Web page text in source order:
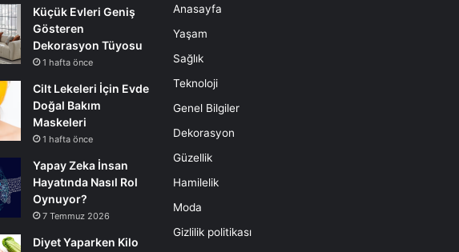
Küçük Evleri Geniş
Gösteren
Dekorasyon Tüyosu
1 hafta önce
Cilt Lekeleri İçin Evde
Doğal Bakım
Maskeleri
1 hafta önce
Yapay Zeka İnsan
Hayatında Nasıl Rol
Oynuyor?
7 Temmuz 2026
Diyet Yaparken Kilo
Anasayfa
Yaşam
Sağlık
Teknoloji
Genel Bilgiler
Dekorasyon
Güzellik
Hamilelik
Moda
Gizlilik politikası